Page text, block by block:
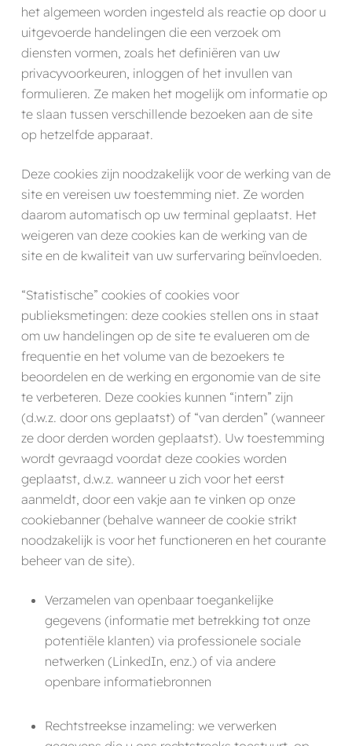
het algemeen worden ingesteld als reactie op door u
uitgevoerde handelingen die een verzoek om
diensten vormen, zoals het definiëren van uw
privacyvoorkeuren, inloggen of het invullen van
formulieren. Ze maken het mogelijk om informatie op
te slaan tussen verschillende bezoeken aan de site
op hetzelfde apparaat.
Deze cookies zijn noodzakelijk voor de werking van de
site en vereisen uw toestemming niet. Ze worden
daarom automatisch op uw terminal geplaatst. Het
weigeren van deze cookies kan de werking van de
site en de kwaliteit van uw surfervaring beïnvloeden.
“Statistische” cookies of cookies voor
publieksmetingen: deze cookies stellen ons in staat
om uw handelingen op de site te evalueren om de
frequentie en het volume van de bezoekers te
beoordelen en de werking en ergonomie van de site
te verbeteren. Deze cookies kunnen “intern” zijn
(d.w.z. door ons geplaatst) of “van derden” (wanneer
ze door derden worden geplaatst). Uw toestemming
wordt gevraagd voordat deze cookies worden
geplaatst, d.w.z. wanneer u zich voor het eerst
aanmeldt, door een vakje aan te vinken op onze
cookiebanner (behalve wanneer de cookie strikt
noodzakelijk is voor het functioneren en het courante
beheer van de site).
Verzamelen van openbaar toegankelijke
gegevens (informatie met betrekking tot onze
potentiële klanten) via professionele sociale
netwerken (LinkedIn, enz.) of via andere
openbare informatiebronnen
Rechtstreekse inzameling: we verwerken